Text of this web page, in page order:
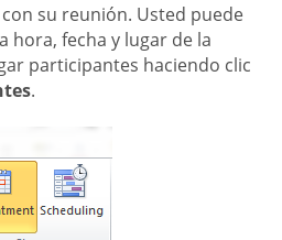
su reunión. Usted puede
hora, fecha y lugar de la
participantes haciendo clic
.